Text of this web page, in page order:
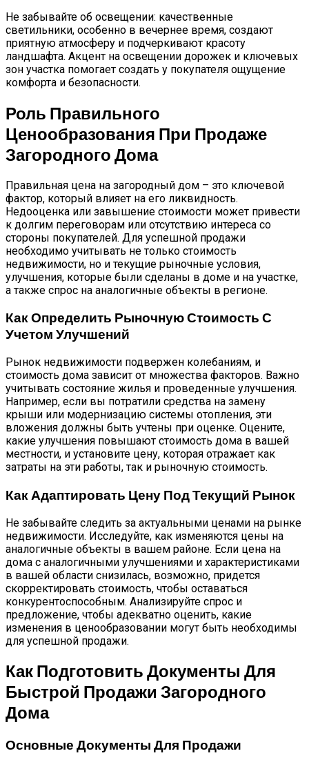
Не забывайте об освещении: качественные
светильники, особенно в вечернее время, создают
приятную атмосферу и подчеркивают красоту
ландшафта. Акцент на освещении дорожек и ключевых
зон участка помогает создать у покупателя ощущение
комфорта и безопасности.
Роль Правильного
Ценообразования При Продаже
Загородного Дома
Правильная цена на загородный дом – это ключевой
фактор, который влияет на его ликвидность.
Недооценка или завышение стоимости может привести
к долгим переговорам или отсутствию интереса со
стороны покупателей. Для успешной продажи
необходимо учитывать не только стоимость
недвижимости, но и текущие рыночные условия,
улучшения, которые были сделаны в доме и на участке,
а также спрос на аналогичные объекты в регионе.
Как Определить Рыночную Стоимость С
Учетом Улучшений
Рынок недвижимости подвержен колебаниям, и
стоимость дома зависит от множества факторов. Важно
учитывать состояние жилья и проведенные улучшения.
Например, если вы потратили средства на замену
крыши или модернизацию системы отопления, эти
вложения должны быть учтены при оценке. Оцените,
какие улучшения повышают стоимость дома в вашей
местности, и установите цену, которая отражает как
затраты на эти работы, так и рыночную стоимость.
Как Адаптировать Цену Под Текущий Рынок
Не забывайте следить за актуальными ценами на рынке
недвижимости. Исследуйте, как изменяются цены на
аналогичные объекты в вашем районе. Если цена на
дома с аналогичными улучшениями и характеристиками
в вашей области снизилась, возможно, придется
скорректировать стоимость, чтобы оставаться
конкурентоспособным. Анализируйте спрос и
предложение, чтобы адекватно оценить, какие
изменения в ценообразовании могут быть необходимы
для успешной продажи.
Как Подготовить Документы Для
Быстрой Продажи Загородного
Дома
Основные Документы Для Продажи